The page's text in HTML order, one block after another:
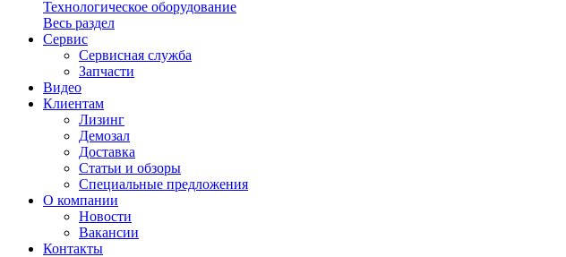
Технологическое оборудование
Весь раздел
Сервис
Сервисная служба
Запчасти
Видео
Клиентам
Лизинг
Демозал
Доставка
Статьи и обзоры
Специальные предложения
О компании
Новости
Вакансии
Контакты